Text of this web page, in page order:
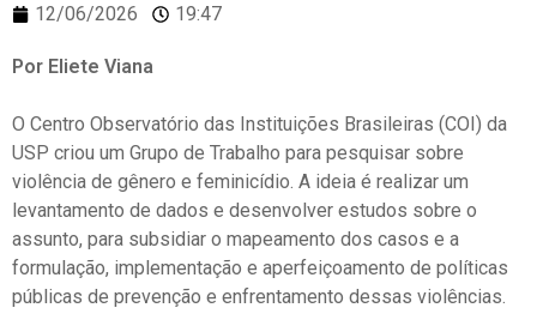
12/06/2026 19:47
Por Eliete Viana
O Centro Observatório das Instituições Brasileiras (COI) da
USP criou um Grupo de Trabalho para pesquisar sobre
violência de gênero e feminicídio. A ideia é realizar um
levantamento de dados e desenvolver estudos sobre o
assunto, para subsidiar o mapeamento dos casos e a
formulação, implementação e aperfeiçoamento de políticas
públicas de prevenção e enfrentamento dessas violências.